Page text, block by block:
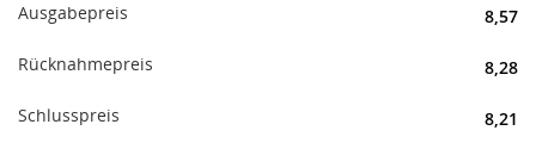
Ausgabepreis 8,57
Rücknahmepreis 8,28
Schlusspreis 8,21